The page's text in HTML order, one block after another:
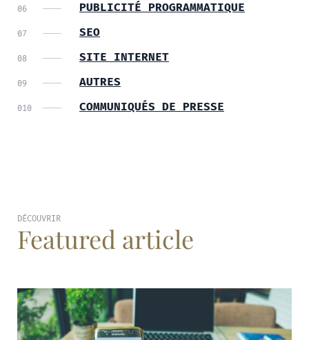
PUBLICITÉ PROGRAMMATIQUE
SEO
SITE INTERNET
AUTRES
COMMUNIQUÉS DE PRESSE
DÉCOUVRIR
Featured article